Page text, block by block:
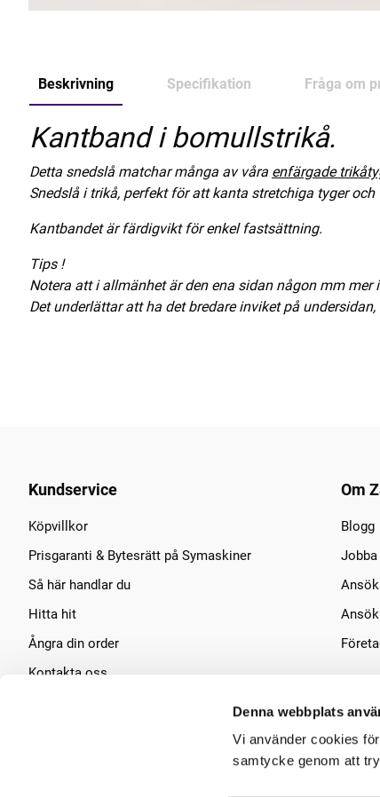
Denna webbplats
Vi använder cookies
samtycke genom att
Beskrivning Specifikation Fråga om
Kantband i bomullstrikå.
Detta snedslå matchar många av våra enfärgade
Snedslå i trikå, perfekt för att kanta stretchiga tyger
Kantbandet är färdigvikt för enkel fastsättning.
Tips !
Notera att i allmänhet är den ena sidan någon mm mer
Det underlättar att ha det bredare inviket på
Kundservice
Köpvillkor
Prisgaranti & Bytesrätt på Symaskiner
Så här handlar du
Hitta hit
Ångra din order
Kontakta oss
Om
Blogg